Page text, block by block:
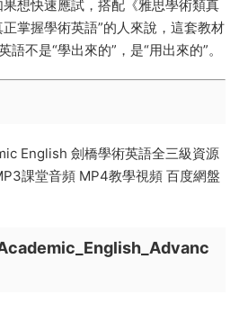
想快速應試，搭配《雅思學術類真
掌握學術英語”的人來說，這套教材
不是“學出來的”，是“用出來的”。
English 劍橋學術英語全三級資源
課堂音頻 MP4教學視頻 百度網盤